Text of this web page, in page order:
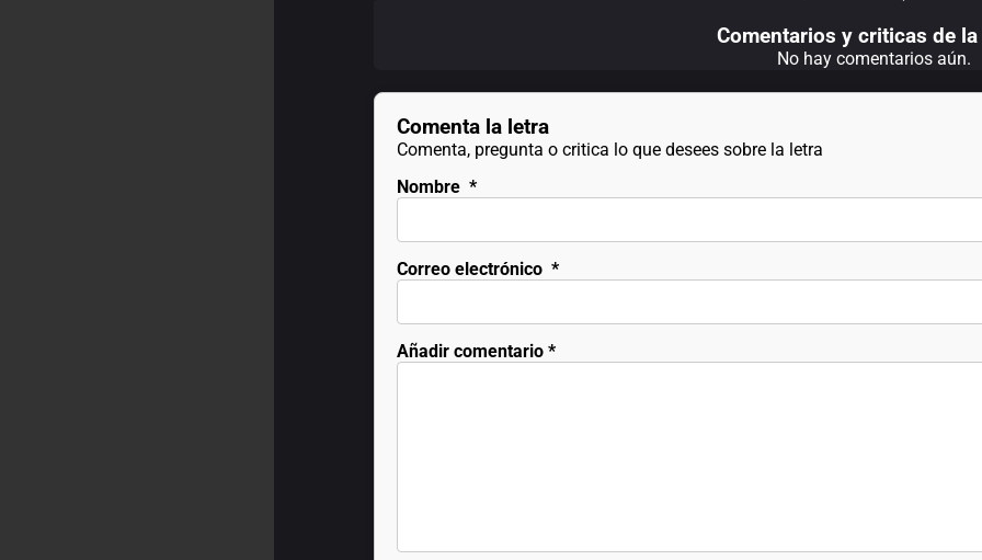
Comentarios y criticas de la
No hay comentarios aún.
Comenta la letra
Comenta, pregunta o critica lo que desees sobre la letra
Nombre *
Correo electrónico *
Añadir comentario*